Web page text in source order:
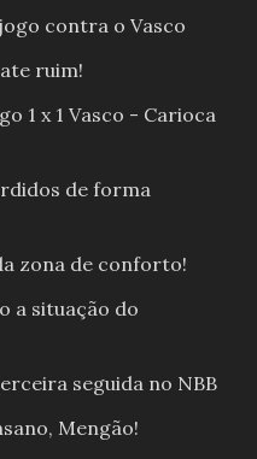
contra o Vasco
ruim!
1 x 1 Vasco - Carioca
de forma
zona de conforto!
a situação do
seguida no NBB
Mengão!